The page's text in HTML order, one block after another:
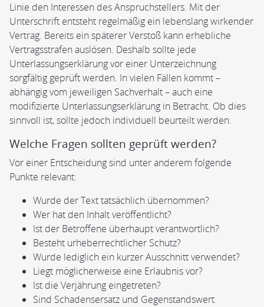
Linie den Interessen des Anspruchstellers. Mit der
Unterschrift entsteht regelmäßig ein lebenslang wirkender
Vertrag. Bereits ein späterer Verstoß kann erhebliche
Vertragsstrafen auslösen. Deshalb sollte jede
Unterlassungserklärung vor einer Unterzeichnung
sorgfältig geprüft werden. In vielen Fällen kommt –
abhängig vom jeweiligen Sachverhalt – auch eine
modifizierte Unterlassungserklärung in Betracht. Ob dies
sinnvoll ist, sollte jedoch individuell beurteilt werden.
Welche Fragen sollten geprüft werden?
Vor einer Entscheidung sind unter anderem folgende
Punkte relevant:
Wurde der Text tatsächlich übernommen?
Wer hat den Inhalt veröffentlicht?
Ist der Betroffene überhaupt verantwortlich?
Besteht urheberrechtlicher Schutz?
Wurde lediglich ein kurzer Ausschnitt verwendet?
Liegt möglicherweise eine Erlaubnis vor?
Ist die Verjährung eingetreten?
Sind Schadensersatz und Gegenstandswert